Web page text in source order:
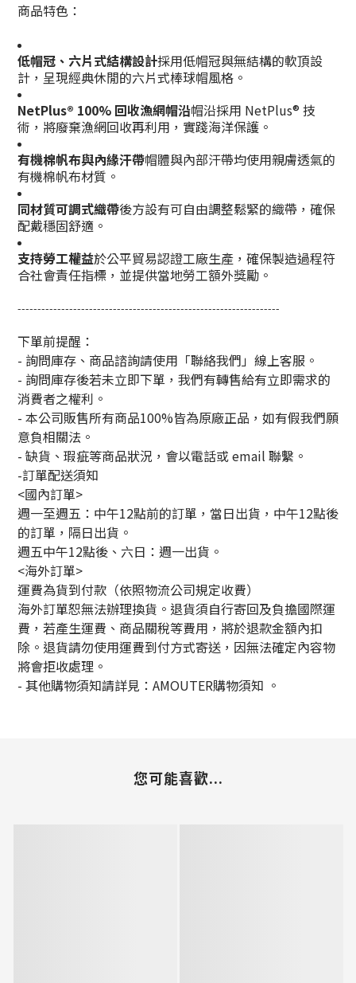
商品特色：
低帽冠、六片式結構設計採用低帽冠與無結構的軟頂設
計，呈現經典休閒的六片式棒球帽風格。
NetPlus® 100% 回收漁網帽沿帽沿採用 NetPlus® 技
術，將廢棄漁網回收再利用，實踐海洋保護。
有機棉帆布與內緣汗帶帽體與內部汗帶均使用親膚透氣的
有機棉帆布材質。
同材質可調式織帶後方設有可自由調整鬆緊的織帶，確保
配戴穩固舒適。
支持勞工權益於公平貿易認證工廠生產，確保製造過程符
合社會責任指標，並提供當地勞工額外獎勵。
------------------------------------------------------------------
下單前提醒：
- 詢問庫存、商品諮詢請使用「聯絡我們」線上客服。
- 詢問庫存後若未立即下單，我們有轉售給有立即需求的
消費者之權利。
- 本公司販售所有商品100%皆為原廠正品，如有假我們願
意負相關法。
- 缺貨、瑕疵等商品狀況，會以電話或 email 聯繫。
-訂單配送須知
<國內訂單>
週一至週五：中午12點前的訂單，當日出貨，中午12點後
的訂單，隔日出貨。
週五中午12點後、六日：週一出貨。
<海外訂單>
運費為貨到付款（依照物流公司規定收費）
海外訂單恕無法辦理換貨。退貨須自行寄回及負擔國際運
費，若產生運費、商品關稅等費用，將於退款金額內扣
除。退貨請勿使用運費到付方式寄送，因無法確定內容物
將會拒收處理。
- 其他購物須知請詳見： AMOUTER購物須知 。
您可能喜歡...